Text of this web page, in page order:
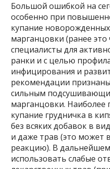
Большой ошибкой на
особенно при
купание
марганцовки (ранее
специалисты для
ранки и с целью
инфицирования и
рекомендации
сильным
марганцовки. Наиболее
купание грудничка в
без всяких добавок в
и даже трав (это может
реакцию). В
использовать слабые